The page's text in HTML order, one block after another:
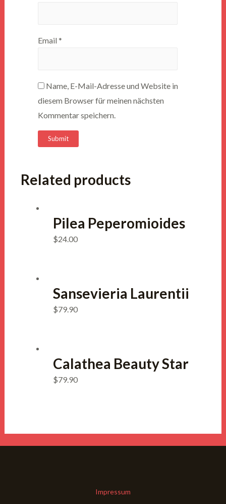
Email *
Name, E-Mail-Adresse und Website in
diesem Browser für meinen nächsten
Kommentar speichern.
Related products
Pilea Peperomioides
$24.00
Sansevieria Laurentii
$79.90
Calathea Beauty Star
$79.90
Impressum